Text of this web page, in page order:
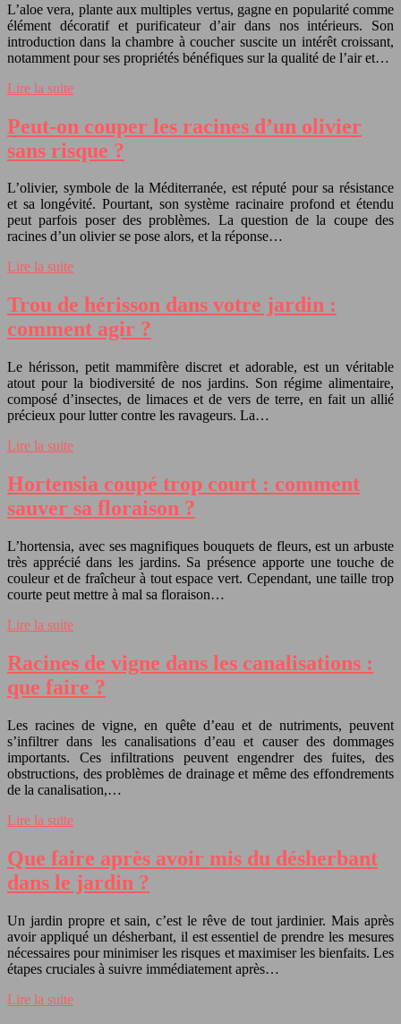
L’aloe vera, plante aux multiples vertus, gagne en popularité comme
élément décoratif et purificateur d’air dans nos intérieurs. Son
introduction dans la chambre à coucher suscite un intérêt croissant,
notamment pour ses propriétés bénéfiques sur la qualité de l’air et…
Lire la suite
Peut-on couper les racines d’un olivier
sans risque ?
L’olivier, symbole de la Méditerranée, est réputé pour sa résistance
et sa longévité. Pourtant, son système racinaire profond et étendu
peut parfois poser des problèmes. La question de la coupe des
racines d’un olivier se pose alors, et la réponse…
Lire la suite
Trou de hérisson dans votre jardin :
comment agir ?
Le hérisson, petit mammifère discret et adorable, est un véritable
atout pour la biodiversité de nos jardins. Son régime alimentaire,
composé d’insectes, de limaces et de vers de terre, en fait un allié
précieux pour lutter contre les ravageurs. La…
Lire la suite
Hortensia coupé trop court : comment
sauver sa floraison ?
L’hortensia, avec ses magnifiques bouquets de fleurs, est un arbuste
très apprécié dans les jardins. Sa présence apporte une touche de
couleur et de fraîcheur à tout espace vert. Cependant, une taille trop
courte peut mettre à mal sa floraison…
Lire la suite
Racines de vigne dans les canalisations :
que faire ?
Les racines de vigne, en quête d’eau et de nutriments, peuvent
s’infiltrer dans les canalisations d’eau et causer des dommages
importants. Ces infiltrations peuvent engendrer des fuites, des
obstructions, des problèmes de drainage et même des effondrements
de la canalisation,…
Lire la suite
Que faire après avoir mis du désherbant
dans le jardin ?
Un jardin propre et sain, c’est le rêve de tout jardinier. Mais après
avoir appliqué un désherbant, il est essentiel de prendre les mesures
nécessaires pour minimiser les risques et maximiser les bienfaits. Les
étapes cruciales à suivre immédiatement après…
Lire la suite